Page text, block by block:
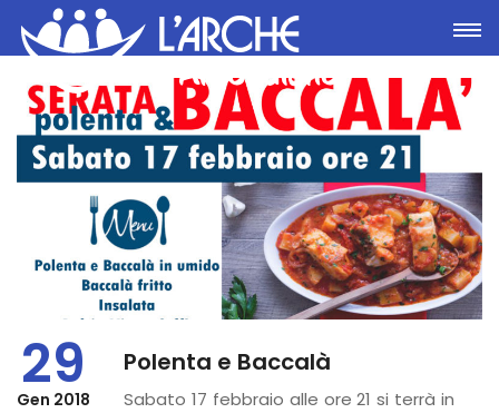
29
Gen 2018
Polenta e Baccalà
Sabato 17 febbraio alle ore 21 si terrà in